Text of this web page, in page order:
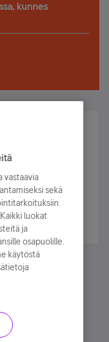
kunnes
arvonnassa.
statement
vastaavia
sekä
luokat
ja
osapuolille.
käytöstä